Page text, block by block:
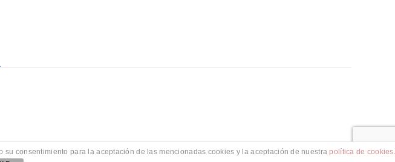
consentimiento para la aceptación de las mencionadas cookies y la aceptación de nuestrapolítica de cookies